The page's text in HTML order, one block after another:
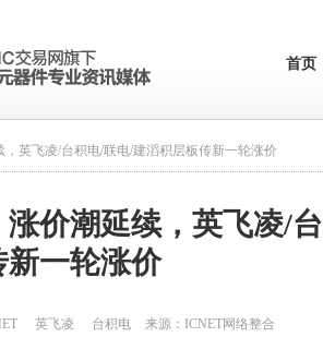
首页
，英飞凌/台积电/联电/建滔积层板传新一轮涨价
涨价潮延续，英飞凌/
一轮涨价
英飞凌 台积电 来源： ICNET网络整合